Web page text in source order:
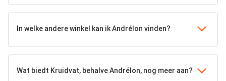
In welke andere winkel kan ik Andrélon vinden?
Wat biedt Kruidvat, behalve Andrélon, nog meer aan?